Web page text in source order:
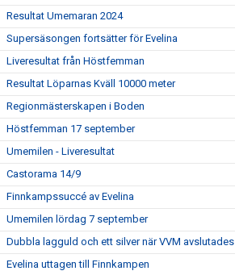
Resultat Umemaran 2024
Supersäsongen fortsätter för Evelina
Liveresultat från Höstfemman
Resultat Löparnas Kväll 10000 meter
Regionmästerskapen i Boden
Höstfemman 17 september
Umemilen - Liveresultat
Castorama 14/9
Finnkampssuccé av Evelina
Umemilen lördag 7 september
Dubbla lagguld och ett silver när VVM avslutades
Evelina uttagen till Finnkampen